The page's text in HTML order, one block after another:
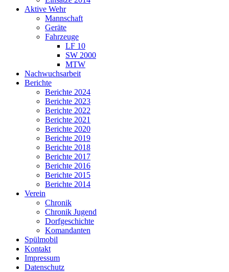
Aktive Wehr
Mannschaft
Geräte
Fahrzeuge
LF 10
SW 2000
MTW
Nachwuchsarbeit
Berichte
Berichte 2024
Berichte 2023
Berichte 2022
Berichte 2021
Berichte 2020
Berichte 2019
Berichte 2018
Berichte 2017
Berichte 2016
Berichte 2015
Berichte 2014
Verein
Chronik
Chronik Jugend
Dorfgeschichte
Komandanten
Spülmobil
Kontakt
Impressum
Datenschutz